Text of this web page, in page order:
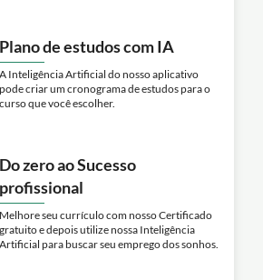
Plano de estudos com IA
A Inteligência Artificial do nosso aplicativo
pode criar um cronograma de estudos para o
curso que você escolher.
Do zero ao Sucesso
profissional
Melhore seu currículo com nosso Certificado
gratuito e depois utilize nossa Inteligência
Artificial para buscar seu emprego dos sonhos.